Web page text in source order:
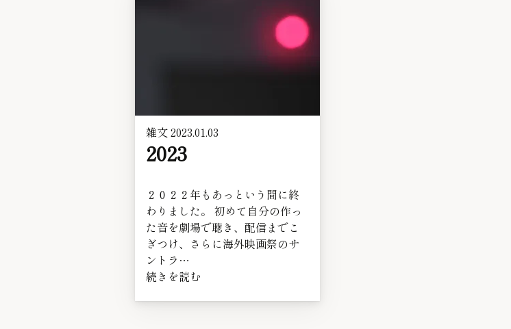
雑文2023.01.03
2023
２０２２年もあっという間に終
わりました。 初めて自分の作っ
た音を劇場で聴き、配信までこ
ぎつけ、さらに海外映画祭のサ
ントラ…
続きを読む